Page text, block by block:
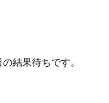
結果待ちです。